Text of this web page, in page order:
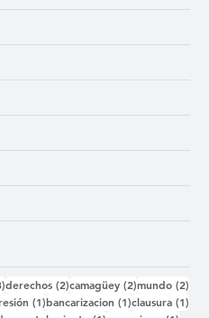
3 entradas
derechos (2)2 entradas
camagüey (2)2 entradas
mundo (2)
(1)1 entrada
bancarizacion (1)1 entrada
clausura (1)